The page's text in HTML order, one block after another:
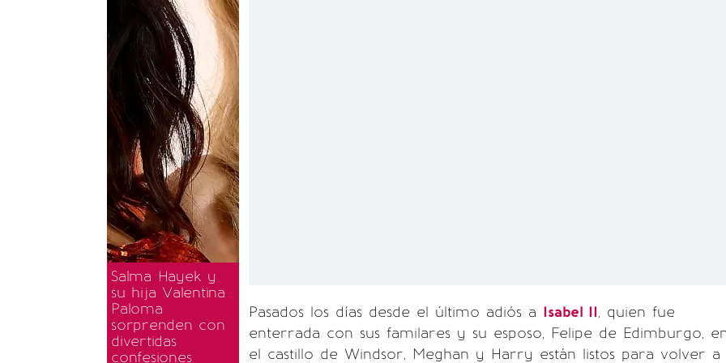
Salma Hayek y
su hija Valentina
Paloma
sorprenden con
divertidas
confesiones
Pasados los días desde el último adiós a Isabel II, quien fue
enterrada con sus familares y su esposo, Felipe de Edimburgo,
el castillo de Windsor, Meghan y Harry están listos para volver a